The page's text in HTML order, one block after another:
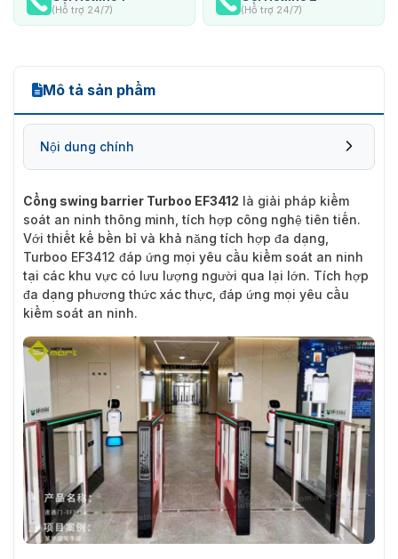
(Hỗ trợ 24/7) (Hỗ trợ 24/7)
Mô tả sản phẩm
Nội dung chính
Cổng swing barrier Turboo EF3412 là giải pháp kiểm
soát an ninh thông minh, tích hợp công nghệ tiên tiến.
Với thiết kế bền bỉ và khả năng tích hợp đa dạng,
Turboo EF3412 đáp ứng mọi yêu cầu kiểm soát an ninh
tại các khu vực có lưu lượng người qua lại lớn. Tích hợp
đa dạng phương thức xác thực, đáp ứng mọi yêu cầu
kiểm soát an ninh.